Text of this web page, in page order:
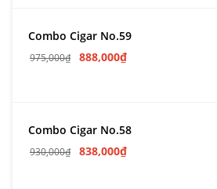
Combo Cigar No.59
975,000₫ 888,000₫
Combo Cigar No.58
930,000₫ 838,000₫